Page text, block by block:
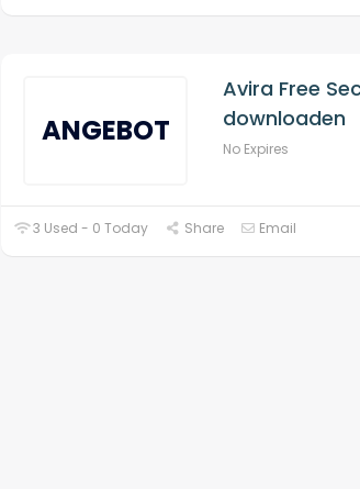
ANGEBOT
Avira Free
downloaden
No Expires
3 Used - 0 Today Share Email